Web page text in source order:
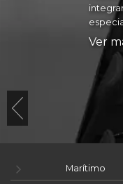
Ver
Marítimo